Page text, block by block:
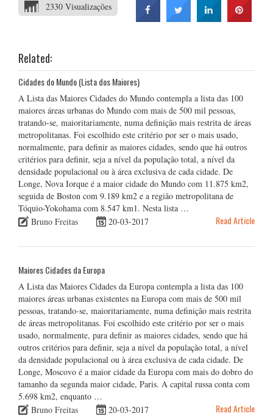
2330 Visualizações
Related:
Cidades do Mundo (Lista dos Maiores)
A Lista das Maiores Cidades do Mundo contempla a lista das 100
maiores áreas urbanas do Mundo com mais de 500 mil pessoas,
tratando-se, maioritariamente, numa definição mais restrita de áreas
metropolitanas. Foi escolhido este critério por ser o mais usado,
normalmente, para definir as maiores cidades, sendo que há outros
critérios para definir, seja a nível da população total, a nível da
densidade populacional ou à área exclusiva de cada cidade. De
Longe, Nova Iorque é a maior cidade do Mundo com 11.875 km2,
seguida de Boston com 9.189 km2 e a região metropolitana de
Tóquio-Yokohama com 8.547 km1. Nesta lista …
Bruno Freitas
20-03-2017 Read Article
Maiores Cidades da Europa
A Lista das Maiores Cidades da Europa contempla a lista das 100
maiores áreas urbanas existentes na Europa com mais de 500 mil
pessoas, tratando-se, maioritariamente, numa definição mais restrita
de áreas metropolitanas. Foi escolhido este critério por ser o mais
usado, normalmente, para definir as maiores cidades, sendo que há
outros critérios para definir, seja a nível da população total, a nível
da densidade populacional ou à área exclusiva de cada cidade. De
Longe, Moscovo é a maior cidade da Europa com mais do dobro do
tamanho da segunda maior cidade, Paris. A capital russa conta com
5.698 km2, enquanto …
Bruno Freitas
20-03-2017 Read Article